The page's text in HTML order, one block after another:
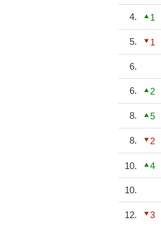
4. 1
5. 1
6.
6. 2
8. 5
8. 2
10. 4
10.
12. 3